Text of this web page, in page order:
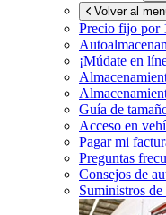
Volver al
Precio fijo por
¡Múdate en
Guía de
Acceso en
Pagar mi
Preguntas
Consejos de
Suministros